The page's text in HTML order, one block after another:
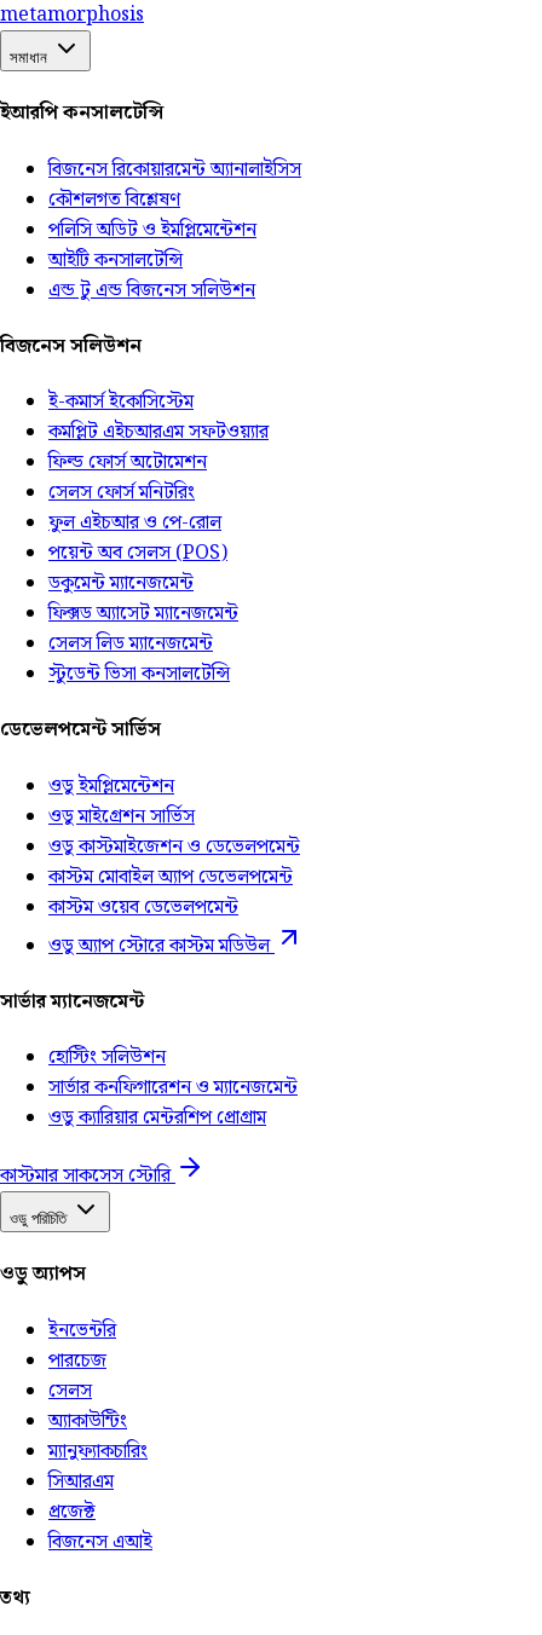
metamorphosis
সমাধান
ইআরপি কনসালটেন্সি
বিজনেস রিকোয়ারমেন্ট অ্যানালাইসিস
কৌশলগত বিশ্লেষণ
পলিসি অডিট ও ইমপ্লিমেন্টেশন
আইটি কনসালটেন্সি
এন্ড টু এন্ড বিজনেস সলিউশন
বিজনেস সলিউশন
ই-কমার্স ইকোসিস্টেম
কমপ্লিট এইচআরএম সফটওয়্যার
ফিল্ড ফোর্স অটোমেশন
সেলস ফোর্স মনিটরিং
ফুল এইচআর ও পে-রোল
পয়েন্ট অব সেলস (POS)
ডকুমেন্ট ম্যানেজমেন্ট
ফিক্সড অ্যাসেট ম্যানেজমেন্ট
সেলস লিড ম্যানেজমেন্ট
স্টুডেন্ট ভিসা কনসালটেন্সি
ডেভেলপমেন্ট সার্ভিস
ওডু ইমপ্লিমেন্টেশন
ওডু মাইগ্রেশন সার্ভিস
ওডু কাস্টমাইজেশন ও ডেভেলপমেন্ট
কাস্টম মোবাইল অ্যাপ ডেভেলপমেন্ট
কাস্টম ওয়েব ডেভেলপমেন্ট
ওডু অ্যাপ স্টোরে কাস্টম মডিউল
সার্ভার ম্যানেজমেন্ট
হোস্টিং সলিউশন
সার্ভার কনফিগারেশন ও ম্যানেজমেন্ট
ওডু ক্যারিয়ার মেন্টরশিপ প্রোগ্রাম
কাস্টমার সাকসেস স্টোরি
ওডু পরিচিতি
ওডু অ্যাপস
ইনভেন্টরি
পারচেজ
সেলস
অ্যাকাউন্টিং
ম্যানুফ্যাকচারিং
সিআরএম
প্রজেক্ট
বিজনেস এআই
তথ্য